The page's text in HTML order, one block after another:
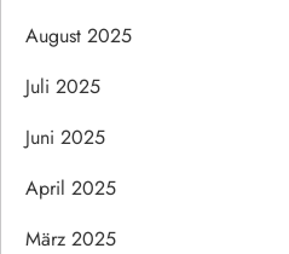
August 2025
Juli 2025
Juni 2025
April 2025
März 2025